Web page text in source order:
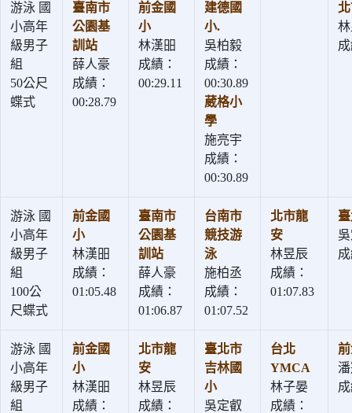
游泳 國
小高年
級男子
組
50公尺
蝶式
臺南市
公園基
訓站
薛人豪
成績：
00:28.79
前金國
小
林漢昍
成績：
00:29.11
建德國
小.
吳柏毅
成績：
00:30.89
葳格小
學
施亮宇
成績：
00:30.89
游泳 國
小高年
級男子
組
100公
尺蝶式
前金國
小
林漢昍
成績：
01:05.48
臺南市
公園基
訓站
薛人豪
成績：
01:06.87
台南市
競技游
泳
施柏丞
成績：
01:07.52
北市龍
安
林昱辰
成績：
01:07.83
游泳 國
小高年
級男子
組
前金國
小
林漢昍
成績：
北市龍
安
林昱辰
成績：
臺北市
吉林國
小
吳定叡
台北
YMCA
林子晏
成績：